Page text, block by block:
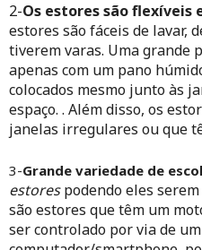
2-Os estores são
estores são fáceis de lavar,
tiverem varas. Uma grande
apenas com um pano
colocados mesmo junto às
espaço. . Além disso, os
janelas irregulares ou que
3-Grande variedade de
estorespodendo eles
são estores que têm um
ser controlado por via de